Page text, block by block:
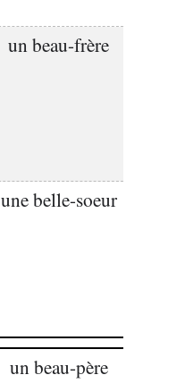
un beau-frère
une belle-soeur
un beau-père